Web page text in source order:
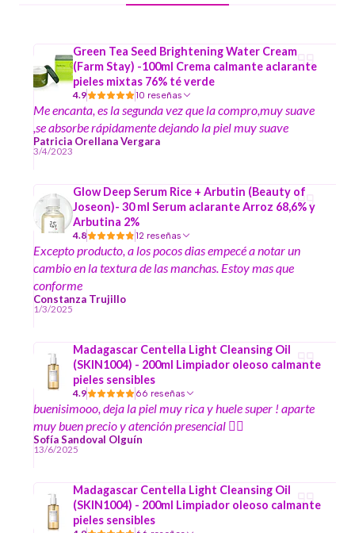
Green Tea Seed Brightening Water Cream
(Farm Stay) -100ml Crema calmante aclarante
pieles mixtas 76% té verde
4.9 10 reseñas
Me encanta, es la segunda vez que la compro,muy suave
,se absorbe rápidamente dejando la piel muy suave
Patricia Orellana Vergara
3/4/2023
Glow Deep Serum Rice + Arbutin (Beauty of
Joseon)- 30 ml Serum aclarante Arroz 68,6% y
Arbutina 2%
4.8 12 reseñas
Excepto producto, a los pocos dias empecé a notar un
cambio en la textura de las manchas. Estoy mas que
conforme
Constanza Trujillo
1/3/2025
Madagascar Centella Light Cleansing Oil
(SKIN1004) - 200ml Limpiador oleoso calmante
pieles sensibles
4.9 66 reseñas
buenisimooo, deja la piel muy rica y huele super ! aparte
muy buen precio y atención presencial ☝🏻
Sofía Sandoval Olguín
13/6/2025
Madagascar Centella Light Cleansing Oil
(SKIN1004) - 200ml Limpiador oleoso calmante
pieles sensibles